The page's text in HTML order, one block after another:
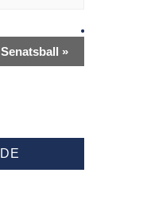
Senatsball »